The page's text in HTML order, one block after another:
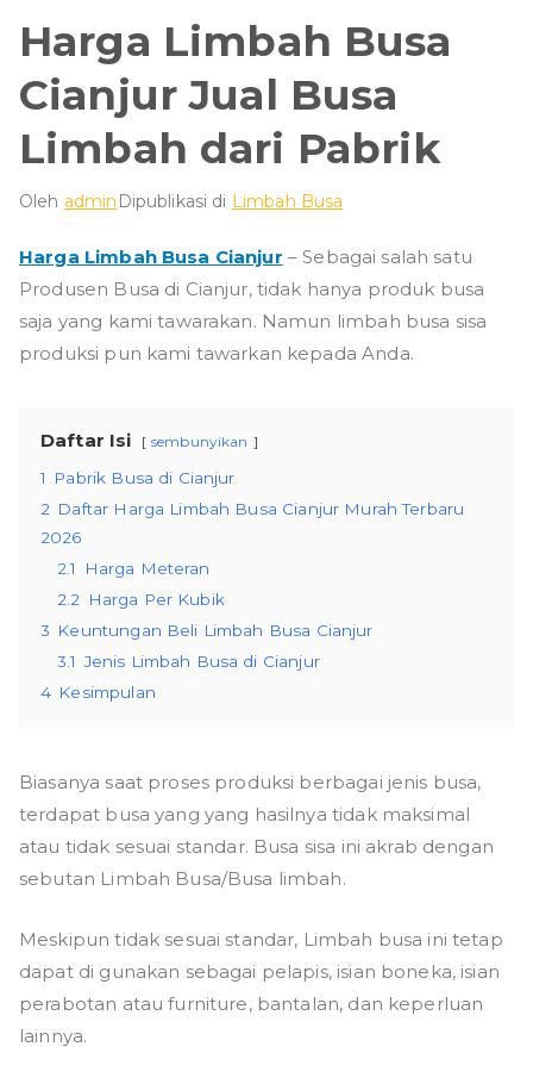
Harga Limbah Busa
Cianjur Jual Busa
Limbah dari Pabrik
Oleh admin Dipublikasi di Limbah Busa
Harga Limbah Busa Cianjur – Sebagai salah satu
Produsen Busa di Cianjur, tidak hanya produk busa
saja yang kami tawarakan. Namun limbah busa sisa
produksi pun kami tawarkan kepada Anda.
Daftar Isi sembunyikan
1
Pabrik Busa di Cianjur
2 Daftar Harga Limbah Busa Cianjur Murah Terbaru
2026
2.1
Harga Meteran
2.2
Harga Per Kubik
3 Keuntungan Beli Limbah Busa Cianjur
3.1 Jenis Limbah Busa di Cianjur
4 Kesimpulan
Biasanya saat proses produksi berbagai jenis busa,
terdapat busa yang yang hasilnya tidak maksimal
atau tidak sesuai standar. Busa sisa ini akrab dengan
sebutan Limbah Busa/Busa limbah.
Meskipun tidak sesuai standar, Limbah busa ini tetap
dapat di gunakan sebagai pelapis, isian boneka, isian
perabotan atau furniture, bantalan, dan keperluan
lainnya.